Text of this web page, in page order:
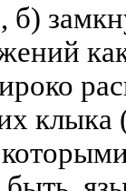
клыка